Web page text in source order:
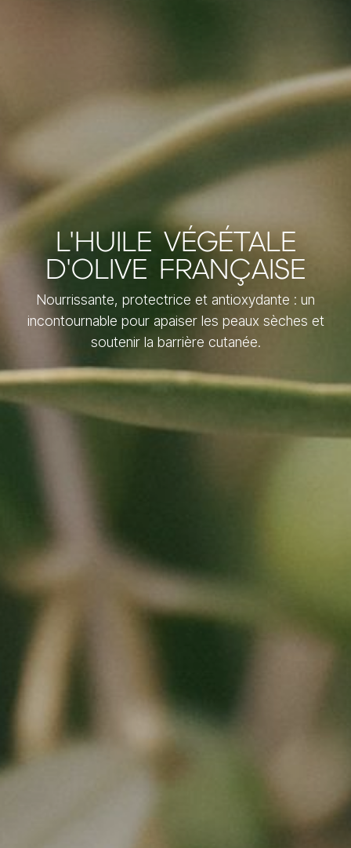
L'HUILE VÉGÉTALE
D'OLIVE FRANÇAISE
Nourrissante, protectrice et antioxydante : un
incontournable pour apaiser les peaux sèches et
soutenir la barrière cutanée.